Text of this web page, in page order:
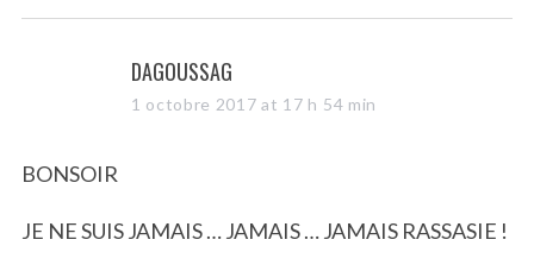
s
a
DAGOUSSAG
1 octobre 2017 at 17 h 54 min
BONSOIR
JE NE SUIS JAMAIS … JAMAIS … JAMAIS RASSASIE !